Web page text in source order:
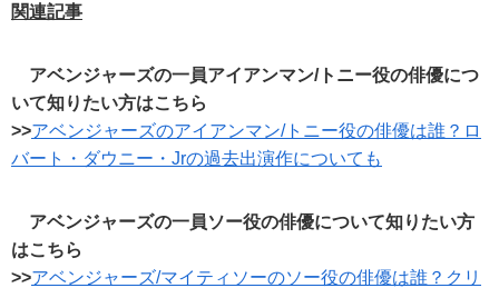
関連記事
アベンジャーズの一員アイアンマン/トニー役の俳優につ
いて知りたい方はこちら
>>アベンジャーズのアイアンマン/トニー役の俳優は誰？ロ
バート・ダウニー・Jrの過去出演作についても
アベンジャーズの一員ソー役の俳優について知りたい方
はこちら
>>アベンジャーズ/マイティソーのソー役の俳優は誰？クリ